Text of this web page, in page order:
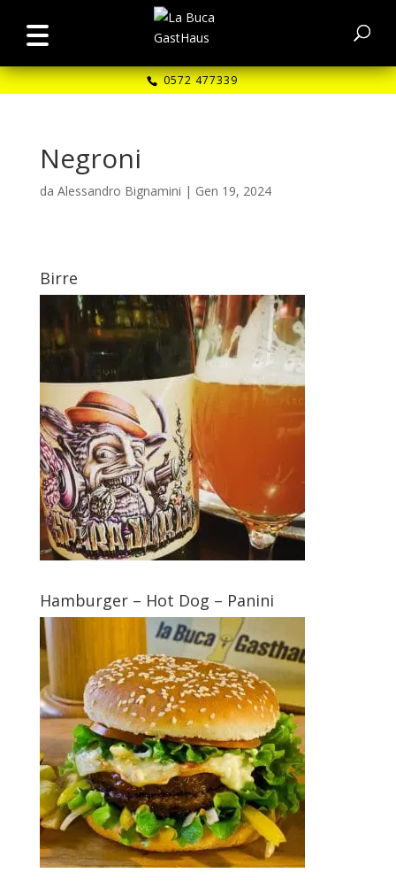
0572 477339
Negroni
da Alessandro Bignamini | Gen 19, 2024
Birre
Hamburger – Hot Dog – Panini